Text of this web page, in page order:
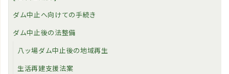
ダム中止へ向けての手続き
ダム中止後の法整備
八ッ場ダム中止後の地域再生
生活再建支援法案